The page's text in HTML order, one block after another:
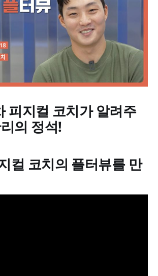
피지컬 코치가 알려주
의 정석!
컬 코치의 플터뷰를 만